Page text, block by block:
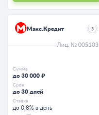
Макс.Кредит 5
Лиц. № 005103
Сумма
до 30 000 ₽
Срок
до 30 дней
Ставка
до 0.8% в день